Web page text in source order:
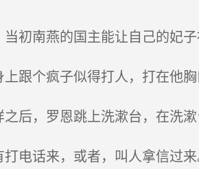
初南燕的国主能让自己的妃
跟个疯子似得打人，打在他胸
后，罗恩跳上洗漱台，在洗
电话来，或者，叫人拿信过来